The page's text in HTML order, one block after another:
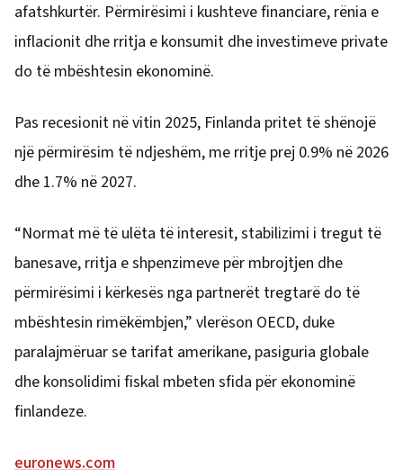
afatshkurtër. Përmirësimi i kushteve financiare, rënia e
inflacionit dhe rritja e konsumit dhe investimeve private
do të mbështesin ekonominë.
Pas recesionit në vitin 2025, Finlanda pritet të shënojë
një përmirësim të ndjeshëm, me rritje prej 0.9% në 2026
dhe 1.7% në 2027.
“Normat më të ulëta të interesit, stabilizimi i tregut të
banesave, rritja e shpenzimeve për mbrojtjen dhe
përmirësimi i kërkesës nga partnerët tregtarë do të
mbështesin rimëkëmbjen,” vlerëson OECD, duke
paralajmëruar se tarifat amerikane, pasiguria globale
dhe konsolidimi fiskal mbeten sfida për ekonominë
finlandeze.
euronews.com